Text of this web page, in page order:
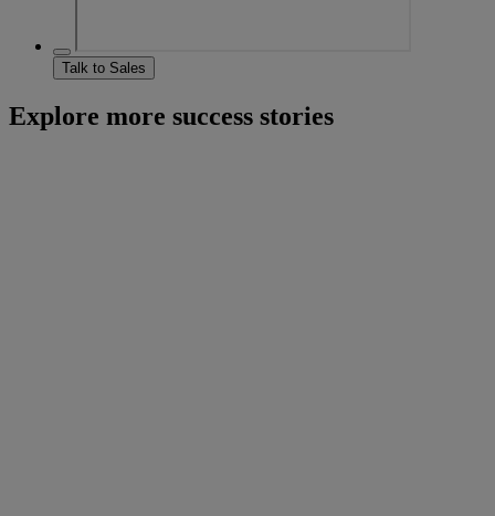
Talk to Sales
Explore more success stories